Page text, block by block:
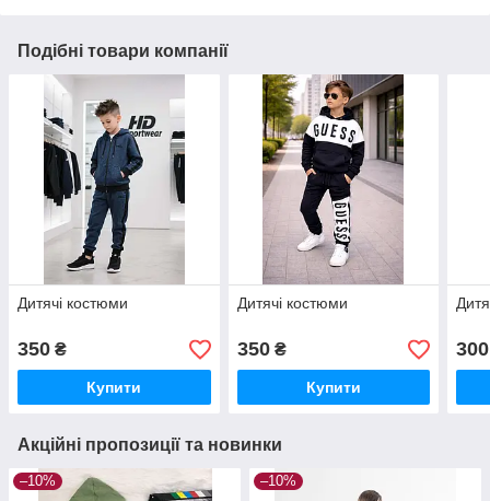
Подібні товари компанії
Дитячі костюми
350 ₴
Купити
Дитячі костюми
350₴
Купити
300
Акційні пропозиції та новинки
–10% –10%